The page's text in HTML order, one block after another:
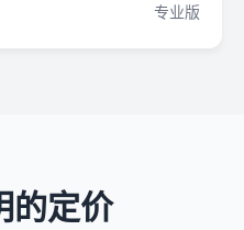
专业版
的定价